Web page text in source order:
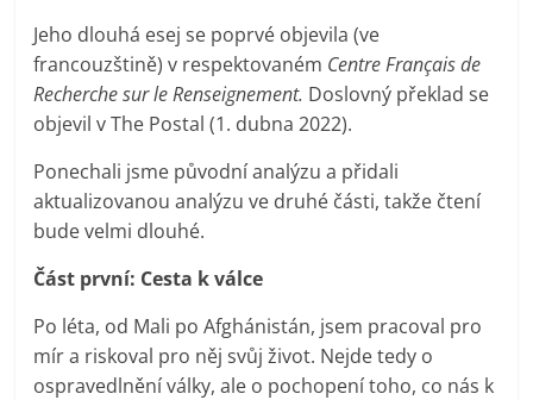
Jeho dlouhá esej se poprvé objevila (ve
francouzštině) v respektovaném Centre Français de
Recherche sur le Renseignement. Doslovný překlad se
objevil v The Postal (1. dubna 2022).
Ponechali jsme původní analýzu a přidali
aktualizovanou analýzu ve druhé části, takže čtení
bude velmi dlouhé.
Část první: Cesta k válce
Po léta, od Mali po Afghánistán, jsem pracoval pro
mír a riskoval pro něj svůj život. Nejde tedy o
ospravedlnění války, ale o pochopení toho, co nás k